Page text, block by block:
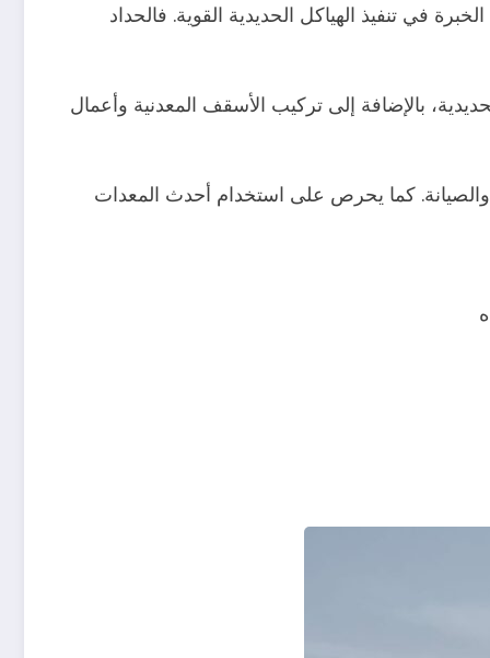
في تنفيذ الهياكل الحديدية القوية. فالحداد
بالإضافة إلى تركيب الأسقف المعدنية وأعمال
والصيانة. كما يحرص على استخدام أحدث المعدات